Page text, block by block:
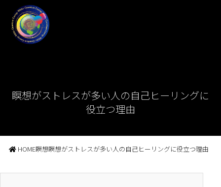
瞑想がストレスが多い人の自己ヒーリングに
役立つ理由
HOME瞑想瞑想がストレスが多い人の自己ヒーリングに役立つ理由